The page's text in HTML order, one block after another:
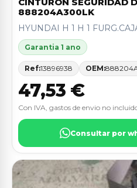
888204A300LK
HYUNDAI H 1 H 1
Garantia 1 ano
Ref:13896938 OEM:
47,53 €
Con IVA, gastos de envio no
Consultar por